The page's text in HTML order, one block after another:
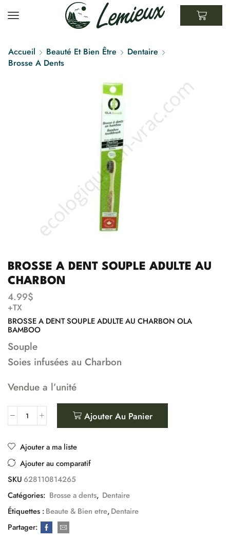
Accueil Beauté Et Bien Être
Dentaire
Brosse A Dents
BROSSE A DENT SOUPLE ADULTE AU
CHARBON
4.99$
+TX
BROSSE A DENT SOUPLE ADULTE AU CHARBON OLA
BAMBOO
Souple
Soies infusées au Charbon
Vendue a l’unité
Ajouter Au Panier
Ajouter a ma liste
Ajouter au comparatif
SKU628110814265
Catégories: Brosse a dents, Dentaire
Étiquettes :Beaute & Bien etre,Dentaire
Partager: